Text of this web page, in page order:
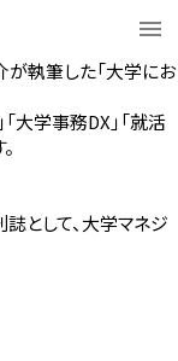
が執筆した「大学にお
大学事務DX」「就活
として、大学マネジ